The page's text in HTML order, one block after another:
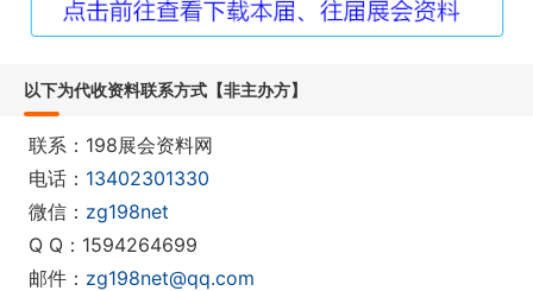
以下为代收资料联系方式【非主办方】
联系：198展会资料网
电话： 13402301330
微信： zg198net
Q Q：1594264699
邮件： zg198net@qq.com